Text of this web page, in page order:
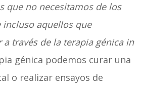
que no necesitamos de los
aquellos que
través de la terapia génica in
génica podemos curar una
o realizar ensayos de